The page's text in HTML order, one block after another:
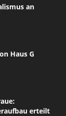
an
Haus G
erteilt